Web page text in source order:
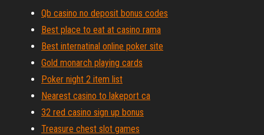
Qb casino no deposit bonus codes
Best place to eat at casino rama
Best internatinal online poker site
Gold monarch playing cards
Poker night 2 item list
Nearest casino to lakeport ca
32 red casino sign up bonus
Treasure chest slot games